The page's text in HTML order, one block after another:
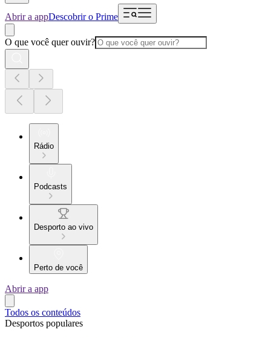
Abrir a appDescobrir o Prime
O que você quer ouvir?
Rádio
Podcasts
Desporto ao vivo
Perto de você
Abrir a app
Todos os conteúdos
Desportos populares